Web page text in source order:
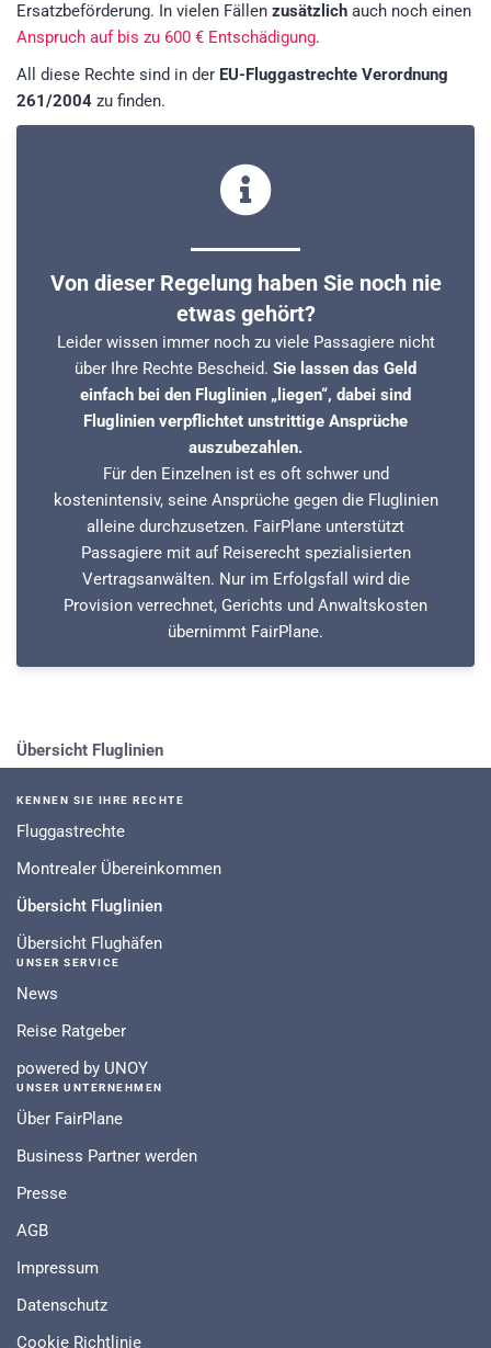
Ersatzbeförderung. In vielen Fällen zusätzlich auch noch einen
Anspruch auf bis zu 600 € Entschädigung.
All diese Rechte sind in der EU-Fluggastrechte Verordnung
261/2004 zu finden.
Von dieser Regelung haben Sie noch nie
etwas gehört?
Leider wissen immer noch zu viele Passagiere nicht
über Ihre Rechte Bescheid. Sie lassen das Geld
einfach bei den Fluglinien „liegen“, dabei sind
Fluglinien verpflichtet unstrittige Ansprüche
auszubezahlen.
Für den Einzelnen ist es oft schwer und
kostenintensiv, seine Ansprüche gegen die Fluglinien
alleine durchzusetzen. FairPlane unterstützt
Passagiere mit auf Reiserecht spezialisierten
Vertragsanwälten. Nur im Erfolgsfall wird die
Provision verrechnet, Gerichts und Anwaltskosten
übernimmt FairPlane.
Übersicht Fluglinien
KENNEN SIE IHRE RECHTE
Fluggastrechte
Montrealer Übereinkommen
Übersicht Fluglinien
Übersicht Flughäfen
UNSER SERVICE
News
Reise Ratgeber
powered by UNOY
UNSER UNTERNEHMEN
Über FairPlane
Business Partner werden
Presse
AGB
Impressum
Datenschutz
Cookie Richtlinie